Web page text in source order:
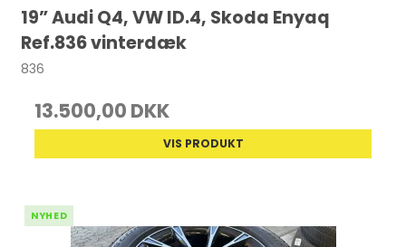
19” Audi Q4, VW ID.4, Skoda Enyaq
Ref.836 vinterdæk
836
13.500,00 DKK
VIS PRODUKT
NYHED